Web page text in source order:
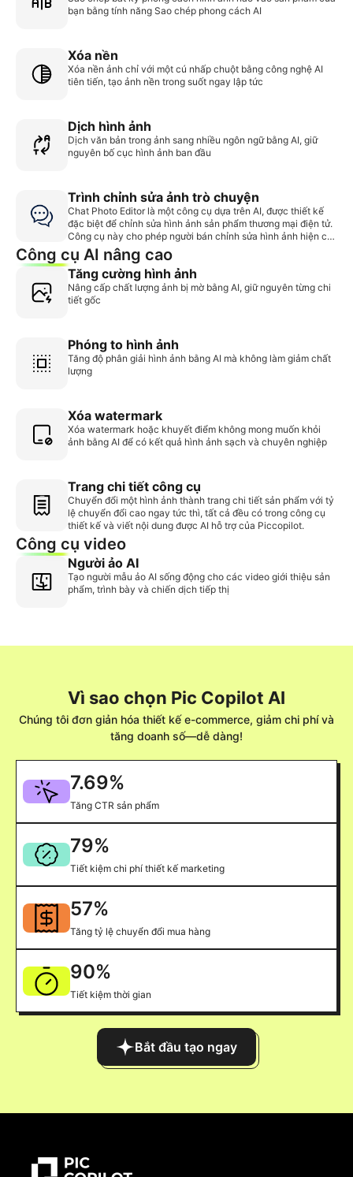
bạn bằng tính năng Sao chép phong cách AI
Xóa nền
Xóa nền ảnh chỉ với một cú nhấp chuột bằng công nghệ AI
tiên tiến, tạo ảnh nền trong suốt ngay lập tức
Dịch hình ảnh
Dịch văn bản trong ảnh sang nhiều ngôn ngữ bằng AI, giữ
nguyên bố cục hình ảnh ban đầu
Trình chỉnh sửa ảnh trò chuyện
Chat Photo Editor là một công cụ dựa trên AI, được thiết kế
đặc biệt để chỉnh sửa hình ảnh sản phẩm thương mại điện tử.
Công cụ này cho phép người bán chỉnh sửa hình ảnh hiện có
một cách chính xác và không làm giảm chất lượng, đảm bảo
rằng hình ảnh đầu ra cuối cùng phù hợp cho danh sách sản
phẩm và quảng cáo.
Công cụ AI nâng cao
Tăng cường hình ảnh
Nâng cấp chất lượng ảnh bị mờ bằng AI, giữ nguyên từng chi
tiết gốc
Phóng to hình ảnh
Tăng độ phân giải hình ảnh bằng AI mà không làm giảm chất
lượng
Xóa watermark
Xóa watermark hoặc khuyết điểm không mong muốn khỏi
ảnh bằng AI để có kết quả hình ảnh sạch và chuyên nghiệp
Trang chi tiết công cụ
Chuyển đổi một hình ảnh thành trang chi tiết sản phẩm với tỷ
lệ chuyển đổi cao ngay tức thì, tất cả đều có trong công cụ
thiết kế và viết nội dung được AI hỗ trợ của Piccopilot.
Công cụ video
Người ảo AI
Tạo người mẫu ảo AI sống động cho các video giới thiệu sản
phẩm, trình bày và chiến dịch tiếp thị
Vì sao chọn Pic Copilot AI
Chúng tôi đơn giản hóa thiết kế e-commerce, giảm chi phí và
tăng doanh số—dễ dàng!
7.69%
Tăng CTR sản phẩm
79%
Tiết kiệm chi phí thiết kế marketing
57%
Tăng tỷ lệ chuyển đổi mua hàng
90%
Tiết kiệm thời gian
Bắt đầu tạo ngay